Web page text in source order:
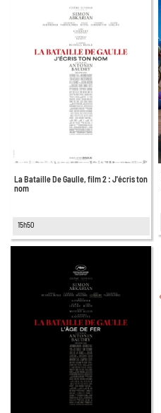
La Bataille De Gaulle, film 2 : J'écris ton
nom
15h50